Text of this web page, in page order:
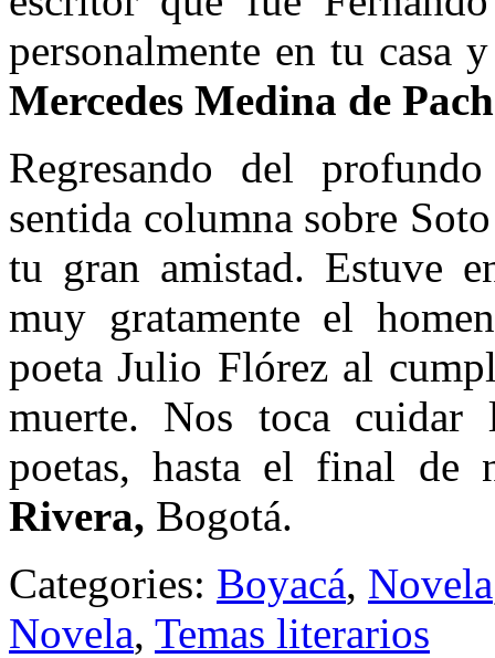
personalmente en tu casa
Mercedes Medina de
Regresando del
sentida columna sobre
tu gran amistad. Estuve
muy gratamente el
poeta Julio Flórez al
muerte. Nos toca
poetas, hasta el final de
Rivera, Bogotá.
Categories: Boyacá, Novela
Novela, Temas literarios